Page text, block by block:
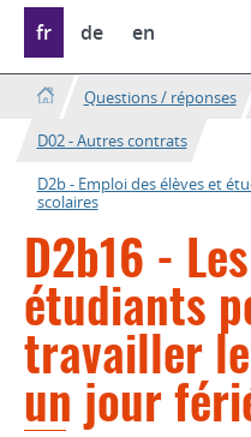
Changer
de
langue
fr de en
Questions / réponses
D02 - Autres contrats
D2b - Emploi des élèves et
scolaires
D2b16 -
étudiants
travailler
un jour